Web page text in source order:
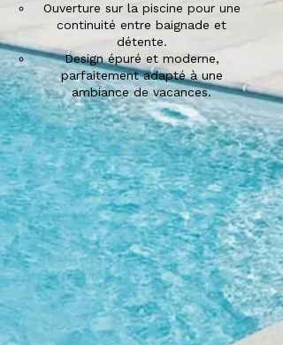
Ouverture sur la piscine pour une
continuité entre baignade et
détente.
Design épuré et moderne,
parfaitement adapté à une
ambiance de vacances.